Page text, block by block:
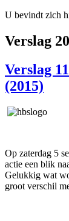
U bevindt zich
Verslag
Verslag
(2015)
Op zaterdag 5
actie een blik
Gelukkig wat
groot verschil